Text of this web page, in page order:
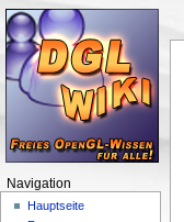
Navigation
Hauptseite